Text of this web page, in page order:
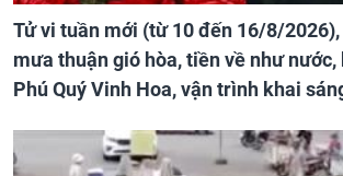
Tử vi tuần mới (từ 10 đến 16/8/
mưa thuận gió hòa, tiền về như nước,
Phú Quý Vinh Hoa, vận trình khai